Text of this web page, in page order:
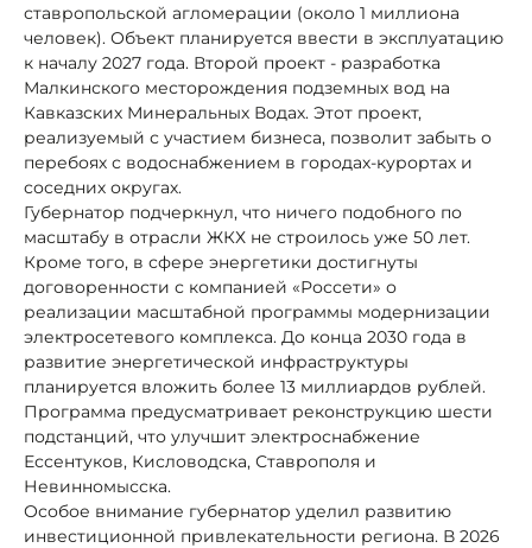
ставропольской агломерации (около 1 миллиона
человек). Объект планируется ввести в эксплуатацию
к началу 2027 года. Второй проект - разработка
Малкинского месторождения подземных вод на
Кавказских Минеральных Водах. Этот проект,
реализуемый с участием бизнеса, позволит забыть о
перебоях с водоснабжением в городах-курортах и
соседних округах.
Губернатор подчеркнул, что ничего подобного по
масштабу в отрасли ЖКХ не строилось уже 50 лет.
Кроме того, в сфере энергетики достигнуты
договоренности с компанией «Россети» о
реализации масштабной программы модернизации
электросетевого комплекса. До конца 2030 года в
развитие энергетической инфраструктуры
планируется вложить более 13 миллиардов рублей.
Программа предусматривает реконструкцию шести
подстанций, что улучшит электроснабжение
Ессентуков, Кисловодска, Ставрополя и
Невинномысска.
Особое внимание губернатор уделил развитию
инвестиционной привлекательности региона. В 2026